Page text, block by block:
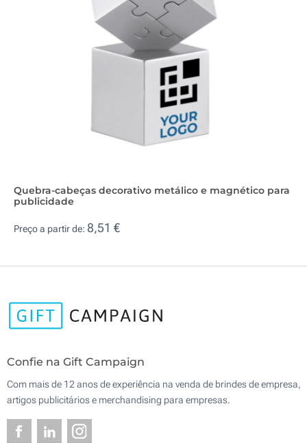
Quebra-cabeças decorativo metálico e magnético para
publicidade
Preço a partir de: 8,51 €
Confie na Gift Campaign
Com mais de 12 anos de experiência na venda de brindes de empresa,
artigos publicitários e merchandising para empresas.